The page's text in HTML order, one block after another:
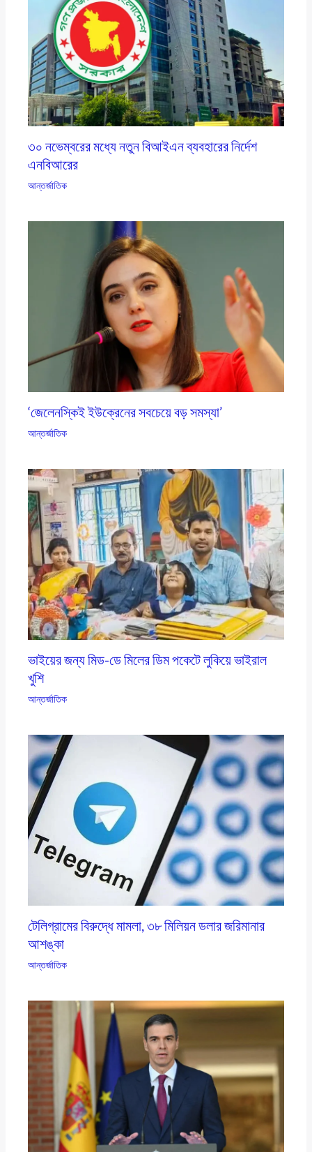
৩০ নভেম্বরের মধ্যে নতুন বিআইএন ব্যবহারের নির্দেশ
এনবিআরের
আন্তর্জাতিক
‘জেলেনস্কিই ইউক্রেনের সবচেয়ে বড় সমস্যা’
আন্তর্জাতিক
ভাইয়ের জন্য মিড-ডে মিলের ডিম পকেটে লুকিয়ে ভাইরাল
খুশি
আন্তর্জাতিক
টেলিগ্রামের বিরুদ্ধে মামলা, ৩৮ মিলিয়ন ডলার জরিমানার
আশঙ্কা
আন্তর্জাতিক